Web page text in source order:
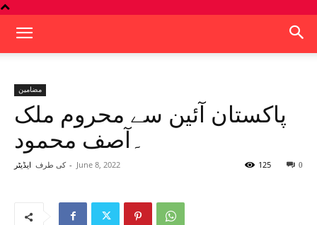
مضامین
پاکستان آئین سے محروم ملک
۔آصف محمود
کی طرف ایڈیٹر - June 8, 2022 0
125